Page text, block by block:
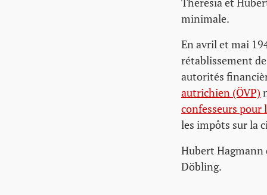
minimale.
En avril et mai
rétablissement
autorités
autrichien (ÖVP)
confesseurs pour
les impôts sur la
Hubert Hagmann
Döbling.